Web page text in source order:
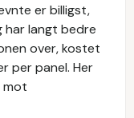
er billigst,
har langt bedre
over, kostet
per panel. Her
mot